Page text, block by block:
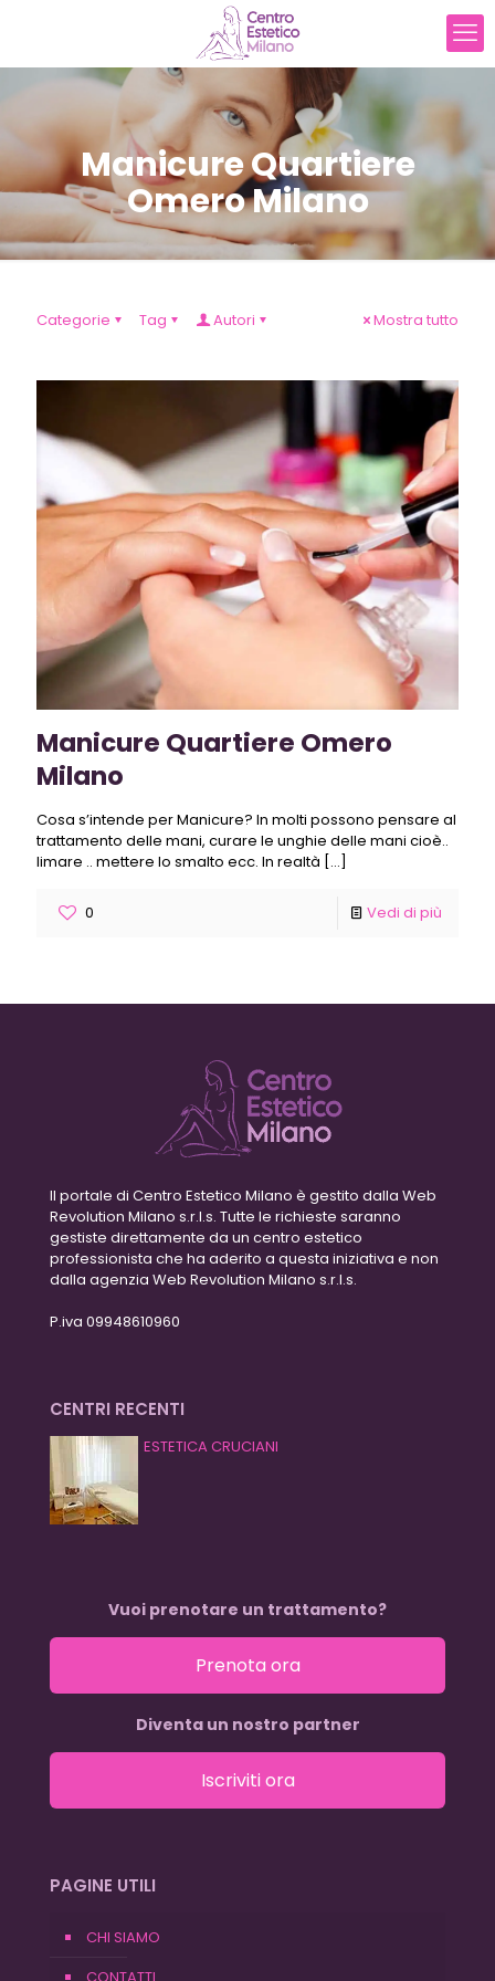
Manicure Quartiere
Omero Milano
Categorie Tag Autori Mostra tutto
Manicure Quartiere Omero
Milano
Cosa s’intende per Manicure? In molti possono pensare al
trattamento delle mani, curare le unghie delle mani cioè..
limare .. mettere lo smalto ecc. In realtà […]
0 Vedi di più
Il portale di Centro Estetico Milano è gestito dalla Web
Revolution Milano s.r.l.s. Tutte le richieste saranno
gestiste direttamente da un centro estetico
professionista che ha aderito a questa iniziativa e non
dalla agenzia Web Revolution Milano s.r.l.s.
P.iva 09948610960
CENTRI RECENTI
ESTETICA CRUCIANI
Vuoi prenotare un trattamento?
Prenota ora
Diventa un nostro partner
Iscriviti ora
PAGINE UTILI
CHI SIAMO